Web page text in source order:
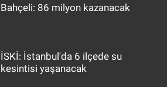
Bahçeli: 86 milyon kazanacak
İSKİ: İstanbul'da 6 ilçede su
kesintisi yaşanacak